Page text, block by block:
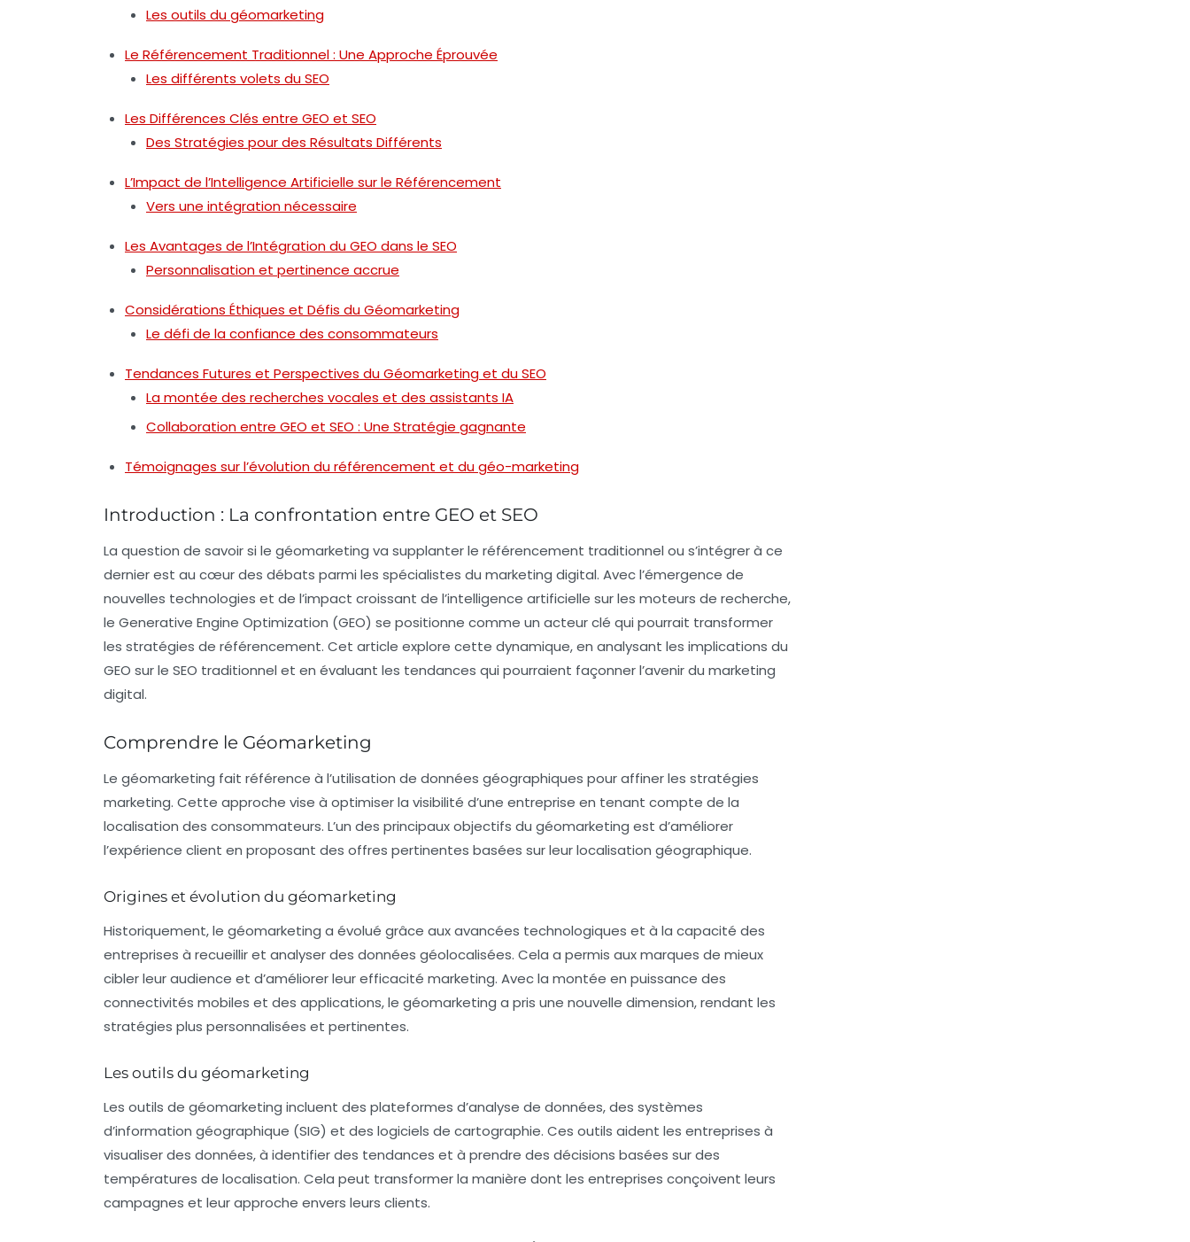
Les outils du géomarketing
Le Référencement Traditionnel : Une Approche Éprouvée
Les différents volets du SEO
Les Différences Clés entre GEO et SEO
Des Stratégies pour des Résultats Différents
L’Impact de l’Intelligence Artificielle sur le Référencement
Vers une intégration nécessaire
Les Avantages de l’Intégration du GEO dans le SEO
Personnalisation et pertinence accrue
Considérations Éthiques et Défis du Géomarketing
Le défi de la confiance des consommateurs
Tendances Futures et Perspectives du Géomarketing et du SEO
La montée des recherches vocales et des assistants IA
Collaboration entre GEO et SEO : Une Stratégie gagnante
Témoignages sur l’évolution du référencement et du géo-marketing
Introduction : La confrontation entre GEO et SEO
La question de savoir si le géomarketing va supplanter le référencement traditionnel ou s’intégrer à ce
dernier est au cœur des débats parmi les spécialistes du marketing digital. Avec l’émergence de
nouvelles technologies et de l’impact croissant de l’intelligence artificielle sur les moteurs de recherche,
le Generative Engine Optimization (GEO) se positionne comme un acteur clé qui pourrait transformer
les stratégies de référencement. Cet article explore cette dynamique, en analysant les implications du
GEO sur le SEO traditionnel et en évaluant les tendances qui pourraient façonner l’avenir du marketing
digital.
Comprendre le Géomarketing
Le géomarketing fait référence à l’utilisation de données géographiques pour affiner les stratégies
marketing. Cette approche vise à optimiser la visibilité d’une entreprise en tenant compte de la
localisation des consommateurs. L’un des principaux objectifs du géomarketing est d’améliorer
l’expérience client en proposant des offres pertinentes basées sur leur localisation géographique.
Origines et évolution du géomarketing
Historiquement, le géomarketing a évolué grâce aux avancées technologiques et à la capacité des
entreprises à recueillir et analyser des données géolocalisées. Cela a permis aux marques de mieux
cibler leur audience et d’améliorer leur efficacité marketing. Avec la montée en puissance des
connectivités mobiles et des applications, le géomarketing a pris une nouvelle dimension, rendant les
stratégies plus personnalisées et pertinentes.
Les outils du géomarketing
Les outils de géomarketing incluent des plateformes d’analyse de données, des systèmes
d’information géographique (SIG) et des logiciels de cartographie. Ces outils aident les entreprises à
visualiser des données, à identifier des tendances et à prendre des décisions basées sur des
températures de localisation. Cela peut transformer la manière dont les entreprises conçoivent leurs
campagnes et leur approche envers leurs clients.